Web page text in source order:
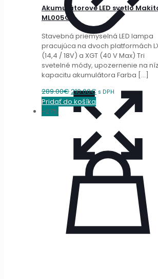
Akumulátorové LED svetlo
ML005GX
Stavebná priemyselná LED lampa
pracujúca na dvoch platformách
(14,4 / 18V) a XGT (40 V Max) Tri
svetelné módy, upozernenie na
kapacitu akumulátora Farba […]
289.00€Original
price
was:
289.00€.
210.00€ Current
is:
210.00€.
s DPH
Pridať do košíka
-27%